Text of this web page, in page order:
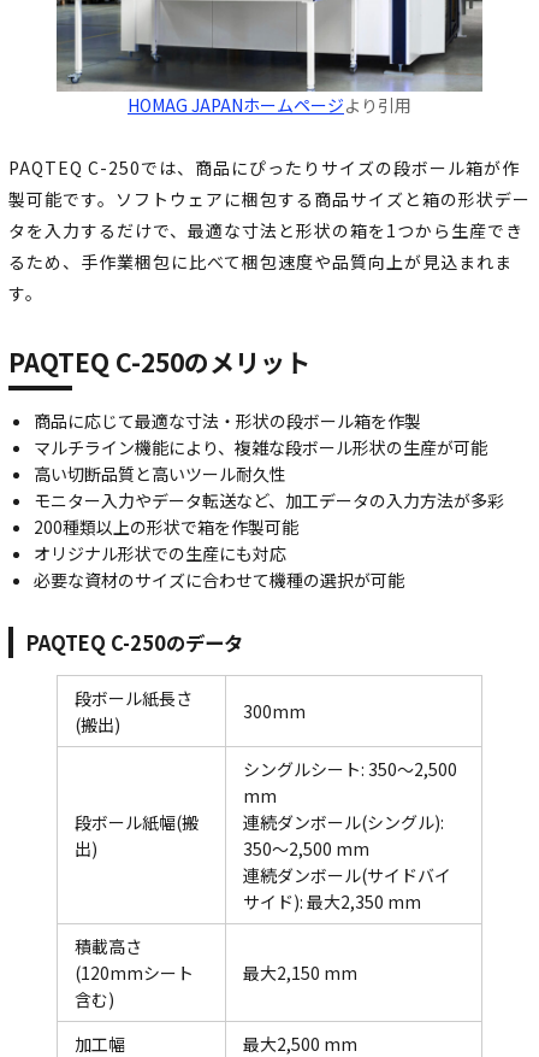
HOMAG JAPANホームページより引用
PAQTEQ C-250では、商品にぴったりサイズの段ボール箱が作
製可能です。ソフトウェアに梱包する商品サイズと箱の形状デー
タを入力するだけで、最適な寸法と形状の箱を1つから生産でき
るため、手作業梱包に比べて梱包速度や品質向上が見込まれま
す。
PAQTEQ C-250のメリット
商品に応じて最適な寸法・形状の段ボール箱を作製
マルチライン機能により、複雑な段ボール形状の生産が可能
高い切断品質と高いツール耐久性
モニター入力やデータ転送など、加工データの入力方法が多彩
200種類以上の形状で箱を作製可能
オリジナル形状での生産にも対応
必要な資材のサイズに合わせて機種の選択が可能
PAQTEQ C-250のデータ
段ボール紙長さ
(搬出)
300mm
段ボール紙幅(搬
出)
シングルシート: 350～2,500
mm
連続ダンボール(シングル):
350～2,500 mm
連続ダンボール(サイドバイ
サイド): 最大2,350 mm
積載高さ
(120mmシート
含む)
最大2,150 mm
加工幅 最大2,500 mm